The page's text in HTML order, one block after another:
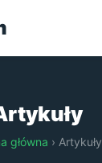
główna › Artykuły